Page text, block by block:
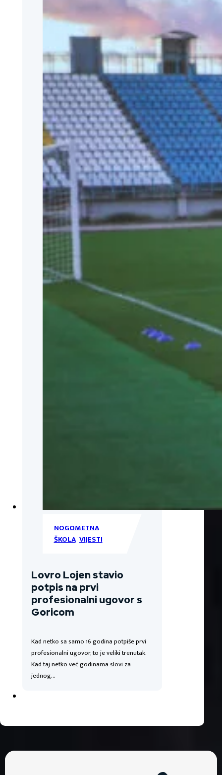
NOGOMETNA
ŠKOLA,VIJESTI
Lovro Lojen stavio
potpis na prvi
profesionalni ugovor s
Goricom
Kad netko sa samo 16 godina potpiše prvi
profesionalni ugovor, to je veliki trenutak.
Kad taj netko već godinama slovi za
jednog…